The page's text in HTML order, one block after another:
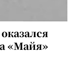
«Майя»